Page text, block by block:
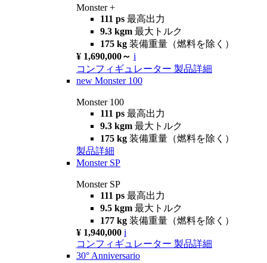
Monster +
111 ps 最高出力
9.3 kgm 最大トルク
175 kg 装備重量（燃料を除く）
¥ 1,690,000～ i
コンフィギュレーター 製品詳細
new Monster 100
Monster 100
111 ps 最高出力
9.3 kgm 最大トルク
175 kg 装備重量（燃料を除く）
製品詳細
Monster SP
Monster SP
111 ps 最高出力
9.5 kgm 最大トルク
177 kg 装備重量（燃料を除く）
¥ 1,940,000 i
コンフィギュレーター 製品詳細
30° Anniversario